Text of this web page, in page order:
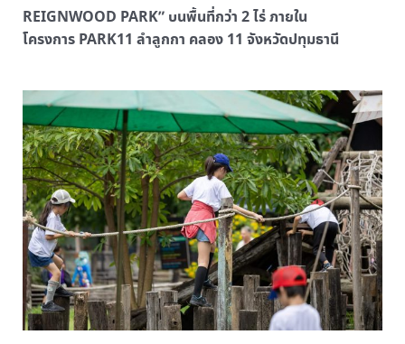
REIGNWOOD PARK” บนพื้นที่กว่า 2 ไร่ ภายใน
โครงการ PARK11 ลำลูกกา คลอง 11 จังหวัดปทุมธานี